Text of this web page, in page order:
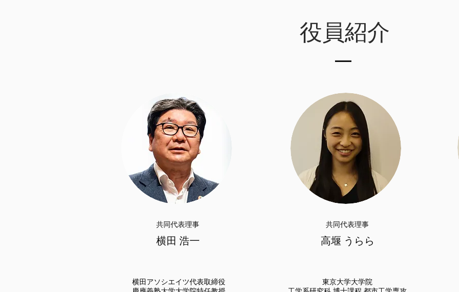
役員紹介
共同代表理事
横田 浩一
横田アソシエイツ代表取締役
共同代表理事
高堰 うらら
東京大学大学院